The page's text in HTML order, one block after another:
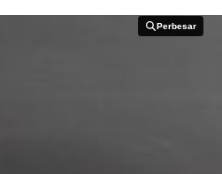
Perbesar
Perbesar